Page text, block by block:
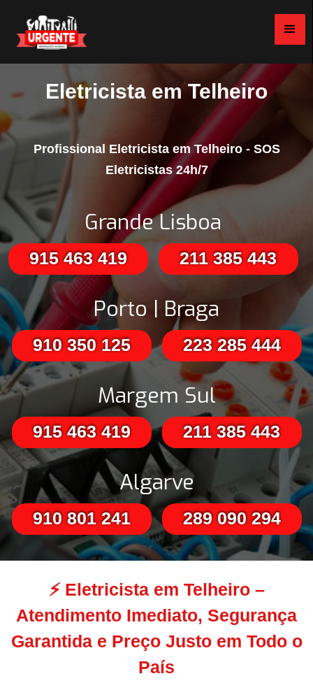
Eletricista em Telheiro
Profissional Eletricista em Telheiro - SOS
Eletricistas 24h/7
Grande Lisboa
915 463 419 211 385 443
Porto | Braga
910 350 125 223 285 444
Margem Sul
915 463 419 211 385 443
Algarve
910 801 241 289 090 294
⚡ Eletricista em Telheiro –
Atendimento Imediato, Segurança
Garantida e Preço Justo em Todo o
País